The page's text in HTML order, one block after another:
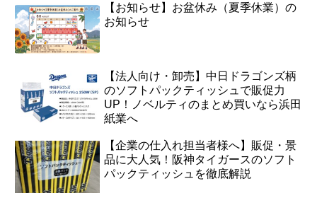
【お知らせ】お盆休み（夏季休業）の
お知らせ
【法人向け・卸売】中日ドラゴンズ柄
のソフトパックティッシュで販促力
UP！ノベルティのまとめ買いなら浜田
紙業へ
【企業の仕入れ担当者様へ】販促・景
品に大人気！阪神タイガースのソフト
パックティッシュを徹底解説